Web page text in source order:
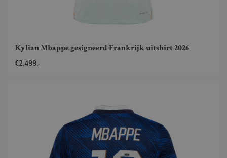
Kylian Mbappe gesigneerd Frankrijk uitshirt 2026
€2.499,-